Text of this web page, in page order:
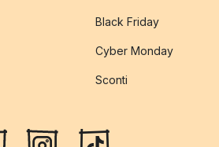
Black Friday
Cyber Monday
Sconti